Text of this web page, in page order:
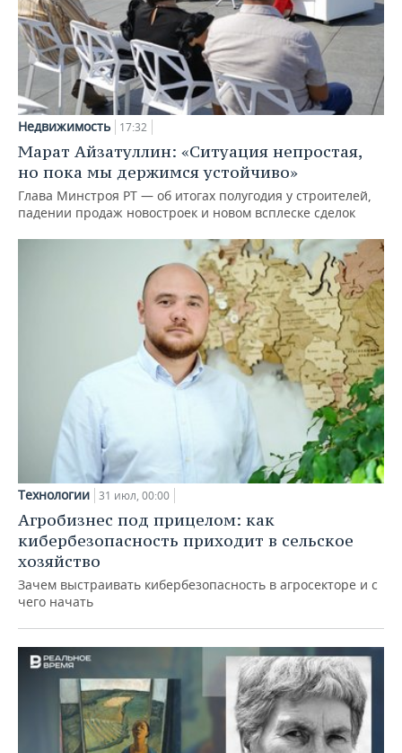
Недвижимость 17:32
Марат Айзатуллин: «Ситуация непростая,
но пока мы держимся устойчиво»
Глава Минстроя РТ — об итогах полугодия у строителей,
падении продаж новостроек и новом всплеске сделок
Технологии 31 июл, 00:00
Агробизнес под прицелом: как
кибербезопасность приходит в сельское
хозяйство
Зачем выстраивать кибербезопасность в агросекторе и с
чего начать